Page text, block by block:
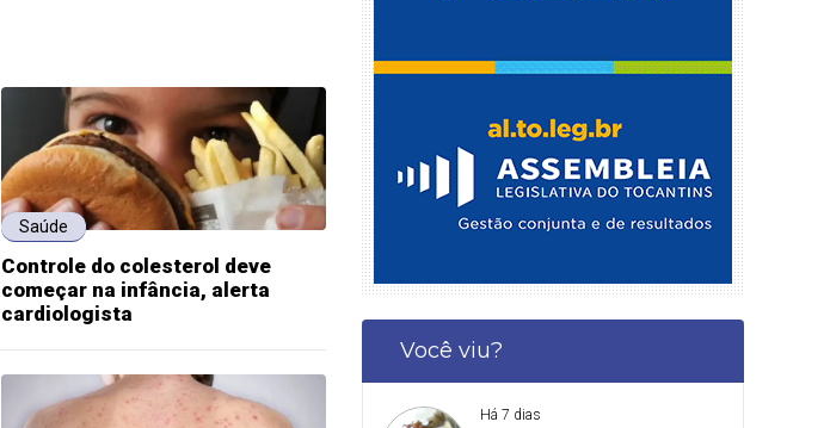
Saúde
Controle do colesterol deve
começar na infância, alerta
cardiologista
Você viu?
Há 7 dias